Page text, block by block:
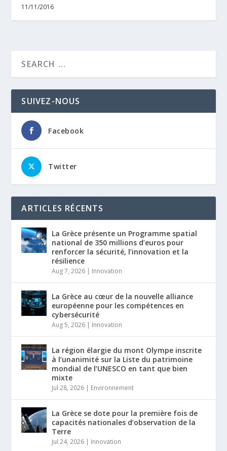
11/11/2016
SUIVEZ-NOUS
Facebook
Twitter
ARTICLES RÉCENTS
La Grèce présente un Programme spatial
national de 350 millions d’euros pour
renforcer la sécurité, l’innovation et la
résilience
Aug 7, 2026 | Innovation
La Grèce au cœur de la nouvelle alliance
européenne pour les compétences en
cybersécurité
Aug 5, 2026 | Innovation
La région élargie du mont Olympe inscrite
à l’unanimité sur la Liste du patrimoine
mondial de l’UNESCO en tant que bien
mixte
Jul 28, 2026 | Environnement
La Grèce se dote pour la première fois de
capacités nationales d’observation de la
Terre
Jul 24, 2026 | Innovation